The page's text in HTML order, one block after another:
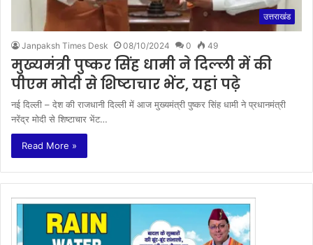
उत्तराखंड
Janpaksh Times Desk 08/10/2024 0 49
मुख्यमंत्री पुष्कर सिंह धामी ने दिल्ली में की
पीएम मोदी से शिष्टाचार भेंट, यहां पढ़े
नई दिल्ली – देश की राजधानी दिल्ली में आज मुख्यमंत्री पुष्कर सिंह धामी ने प्रधानमंत्री
नरेंद्र मोदी से शिष्टाचार भेंट…
Read More »